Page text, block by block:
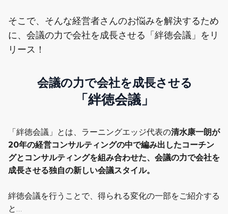
そこで、そんな経営者さんのお悩みを解決するため
に、会議の力で会社を成長させる「絆徳会議」をリ
リース！
会議の力で会社を成長させる
「絆徳会議」
「絆徳会議」とは、ラーニングエッジ代表の清水康一朗が
20年の経営コンサルティングの中で編み出したコーチン
グとコンサルティングを組み合わせた、会議の力で会社を
成長させる独自の新しい会議スタイル。
絆徳会議を行うことで、得られる変化の一部をご紹介する
と…